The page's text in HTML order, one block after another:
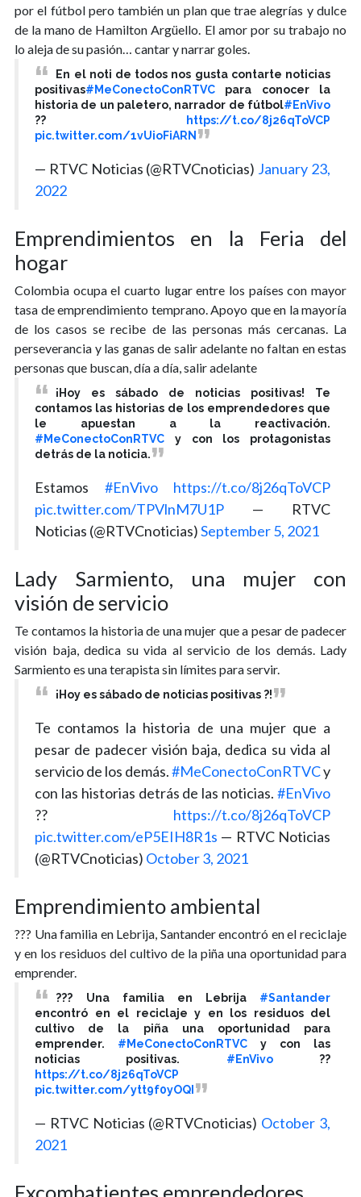
por el fútbol pero también un plan que trae alegrías y dulce
de la mano de Hamilton Argüello. El amor por su trabajo no
lo aleja de su pasión… cantar y narrar goles.
En el noti de todos nos gusta contarte noticias
positivas#MeConectoConRTVC para conocer la
historia de un paletero, narrador de fútbol#EnVivo
??
https://t.co/8j26qToVCP
pic.twitter.com/1vUioFiARN
— RTVC Noticias (@RTVCnoticias) January 23,
2022
Emprendimientos en la Feria del
hogar
Colombia ocupa el cuarto lugar entre los países con mayor
tasa de emprendimiento temprano. Apoyo que en la mayoría
de los casos se recibe de las personas más cercanas. La
perseverancia y las ganas de salir adelante no faltan en estas
personas que buscan, día a día, salir adelante
¡Hoy es sábado de noticias positivas! Te
contamos las historias de los emprendedores que
le apuestan a la reactivación.
#MeConectoConRTVC y con los protagonistas
detrás de la noticia.
Estamos #EnVivo
https://t.co/8j26qToVCP
pic.twitter.com/TPVlnM7U1P — RTVC
Noticias (@RTVCnoticias)September 5, 2021
Lady Sarmiento, una mujer con
visión de servicio
Te contamos la historia de una mujer que a pesar de padecer
visión baja, dedica su vida al servicio de los demás. Lady
Sarmiento es una terapista sin límites para servir.
¡Hoy es sábado de noticias positivas ?!
Te contamos la historia de una mujer que a
pesar de padecer visión baja, dedica su vida al
servicio de los demás.#MeConectoConRTVCy
con las historias detrás de las noticias. #EnVivo
?? https://t.co/8j26qToVCP
pic.twitter.com/eP5EIH8R1s — RTVC Noticias
(@RTVCnoticias) October 3, 2021
Emprendimiento ambiental
??? Una familia en Lebrija, Santander encontró en el reciclaje
y en los residuos del cultivo de la piña una oportunidad para
emprender.
??? Una familia en Lebrija #Santander
encontró en el reciclaje y en los residuos del
cultivo de la piña una oportunidad para
emprender. #MeConectoConRTVC y con las
noticias positivas. #EnVivo??
https://t.co/8j26qToVCP
pic.twitter.com/ytt9f0yOQI
— RTVC Noticias (@RTVCnoticias) October 3,
2021